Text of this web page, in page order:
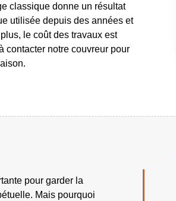
classique donne un résultat
utilisée depuis des années et
le coût des travaux est
contacter notre couvreur pour
pour garder la
Mais pourquoi